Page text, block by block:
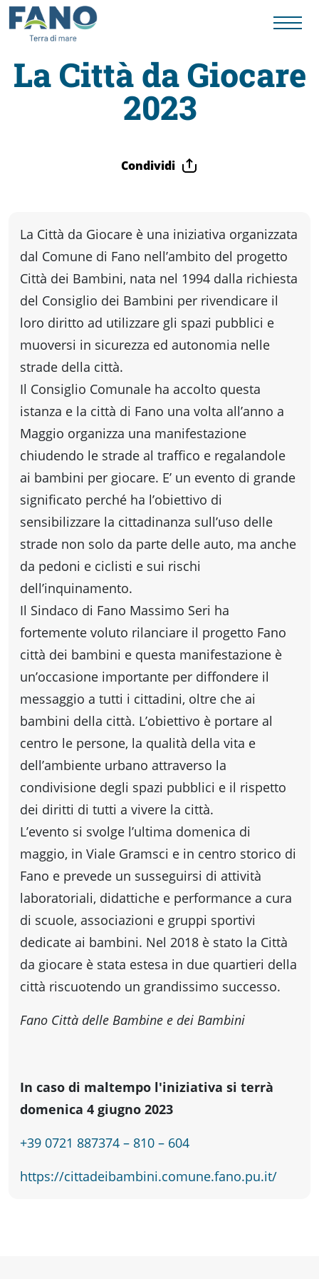
Cose
da
fare
Percorsi
storici
Enogastronomia
Informazioni
Guide
Fano
Accessibili
La Città da Giocare
2023
Condividi
La Città da Giocare è una iniziativa organizzata
dal Comune di Fano nell’ambito del progetto
Città dei Bambini, nata nel 1994 dalla richiesta
del Consiglio dei Bambini per rivendicare il
loro diritto ad utilizzare gli spazi pubblici e
muoversi in sicurezza ed autonomia nelle
strade della città.
Il Consiglio Comunale ha accolto questa
istanza e la città di Fano una volta all’anno a
Maggio organizza una manifestazione
chiudendo le strade al traffico e regalandole
ai bambini per giocare. E’ un evento di grande
significato perché ha l’obiettivo di
sensibilizzare la cittadinanza sull’uso delle
strade non solo da parte delle auto, ma anche
da pedoni e ciclisti e sui rischi
dell’inquinamento.
Il Sindaco di Fano Massimo Seri ha
fortemente voluto rilanciare il progetto Fano
città dei bambini e questa manifestazione è
un’occasione importante per diffondere il
messaggio a tutti i cittadini, oltre che ai
bambini della città. L’obiettivo è portare al
centro le persone, la qualità della vita e
dell’ambiente urbano attraverso la
condivisione degli spazi pubblici e il rispetto
dei diritti di tutti a vivere la città.
L’evento si svolge l’ultima domenica di
maggio, in Viale Gramsci e in centro storico di
Fano e prevede un susseguirsi di attività
laboratoriali, didattiche e performance a cura
di scuole, associazioni e gruppi sportivi
dedicate ai bambini. Nel 2018 è stato la Città
da giocare è stata estesa in due quartieri della
città riscuotendo un grandissimo successo.
Fano Città delle Bambine e dei Bambini
In caso di maltempo l'iniziativa si terrà
domenica 4 giugno 2023
+39 0721 887374 – 810 – 604
https://cittadeibambini.comune.fano.pu.it/